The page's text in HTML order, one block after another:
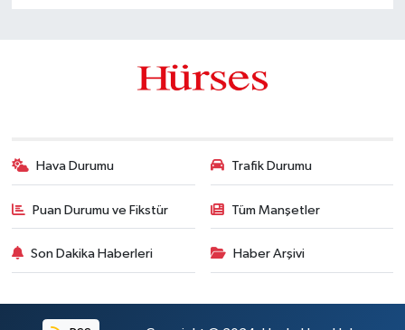
Hava Durumu Trafik Durumu
Puan Durumu ve Fikstür Tüm Manşetler
Son Dakika Haberleri Haber Arşivi